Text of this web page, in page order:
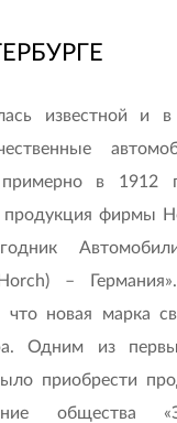
известной и в
примерно в 1912
продукция фирмы
–
новая марка
Одним из
приобрести
общества